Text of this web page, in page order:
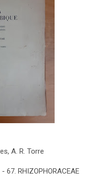
A. R. Torre
67. RHIZOPHORACEAE